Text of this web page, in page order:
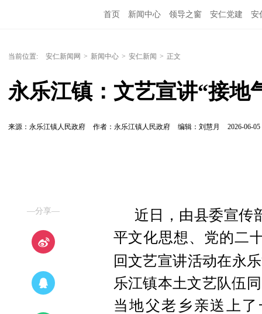
首页 新闻中心 领导之窗 安仁党建 安
当前位置: 安仁新闻网 > 新闻中心 > 安仁新闻 > 正文
永乐江镇：文艺宣讲“接地
来源：永乐江镇人民政府 作者：永乐江镇人民政府 编辑：刘慧月 2026-06-05
—分享—
近日，由县委宣传
平文化思想、党的二
回文艺宣讲活动在永
乐江镇本土文艺队伍
当地父老乡亲送上